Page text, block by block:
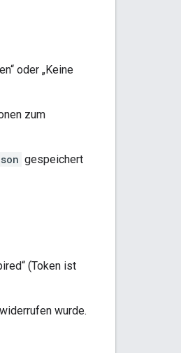
oder „Keine
zum
gespeichert
(Token ist
wurde.